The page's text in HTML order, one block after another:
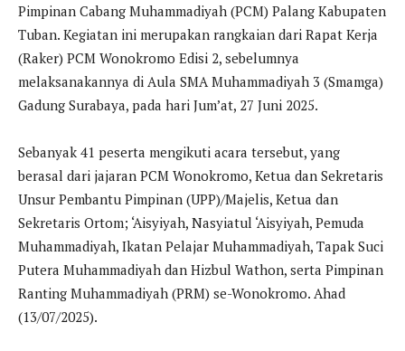
Pimpinan Cabang Muhammadiyah (PCM) Palang Kabupaten
Tuban. Kegiatan ini merupakan rangkaian dari Rapat Kerja
(Raker) PCM Wonokromo Edisi 2, sebelumnya
melaksanakannya di Aula SMA Muhammadiyah 3 (Smamga)
Gadung Surabaya, pada hari Jum’at, 27 Juni 2025.
Sebanyak 41 peserta mengikuti acara tersebut, yang
berasal dari jajaran PCM Wonokromo, Ketua dan Sekretaris
Unsur Pembantu Pimpinan (UPP)/Majelis, Ketua dan
Sekretaris Ortom; ‘Aisyiyah, Nasyiatul ‘Aisyiyah, Pemuda
Muhammadiyah, Ikatan Pelajar Muhammadiyah, Tapak Suci
Putera Muhammadiyah dan Hizbul Wathon, serta Pimpinan
Ranting Muhammadiyah (PRM) se-Wonokromo. Ahad
(13/07/2025).